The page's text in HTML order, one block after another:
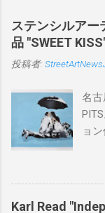
ステンシルアー
品 "SWEET
投稿者:
名
ョ
品
日(
Karl Read